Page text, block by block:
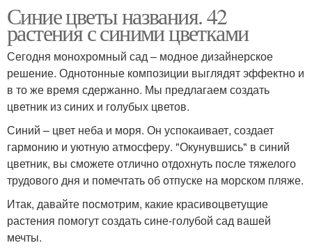
Синие цветы названия. 42
растения с синими цветками
Сегодня монохромный сад – модное дизайнерское
решение. Однотонные композиции выглядят эффектно и
в то же время сдержанно. Мы предлагаем создать
цветник из синих и голубых цветов.
Синий – цвет неба и моря. Он успокаивает, создает
гармонию и уютную атмосферу. "Окунувшись" в синий
цветник, вы сможете отлично отдохнуть после тяжелого
трудового дня и помечтать об отпуске на морском пляже.
Итак, давайте посмотрим, какие красивоцветущие
растения помогут создать сине-голубой сад вашей
мечты.